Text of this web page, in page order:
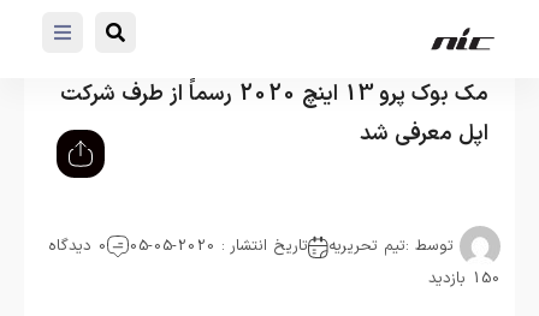
مک بوک پرو 13 اینچ 2020 رسماً از طرف شرکت
اپل معرفی شد
توسط :تیم تحریریه تاریخ انتشار : 2020-05-05
0 دیدگاه
150 بازدید